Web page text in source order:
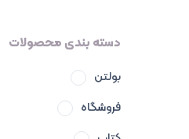
دسته بندی محصولات
بولتن
فروشگاه